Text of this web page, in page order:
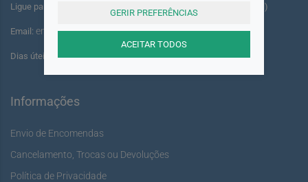
Ligue para: +351 961 055 503 (Chamada para rede móvel nacional)
Email: encomendas@youshine.pt
Dias úteis das: 14:00 às 17:00
Informações
Envio de Encomendas
Cancelamento, Trocas ou Devoluções
Política de Privacidade
GERIR PREFERÊNCIAS
ACEITAR TODOS